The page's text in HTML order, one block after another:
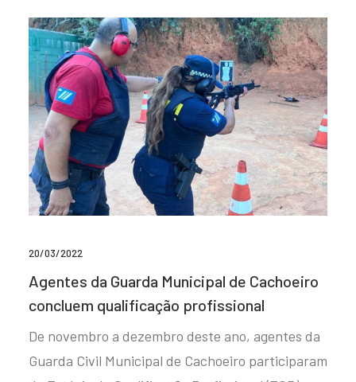
20/03/2022
Agentes da Guarda Municipal de Cachoeiro
concluem qualificação profissional
De novembro a dezembro deste ano, agentes da
Guarda Civil Municipal de Cachoeiro participaram